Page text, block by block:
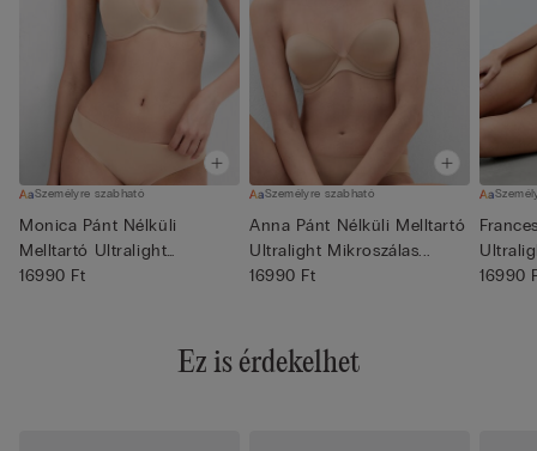
Személyre szabható
Monica Pánt Nélküli
Melltartó Ultralight
Mikroszál...
16990 Ft
Személyre szabható
Anna Pánt Nélküli Melltartó
Ultralight Mikroszálas...
16990 Ft
16990
Ez is érdekelhet